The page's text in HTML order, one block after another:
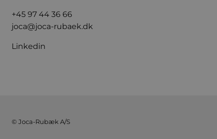
+45 97 44 36 66
joca@joca-rubaek.dk
Linkedin
© Joca-Rubæk A/S